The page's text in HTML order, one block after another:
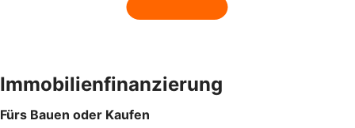
Immobilienfinanzierung
Fürs Bauen oder Kaufen